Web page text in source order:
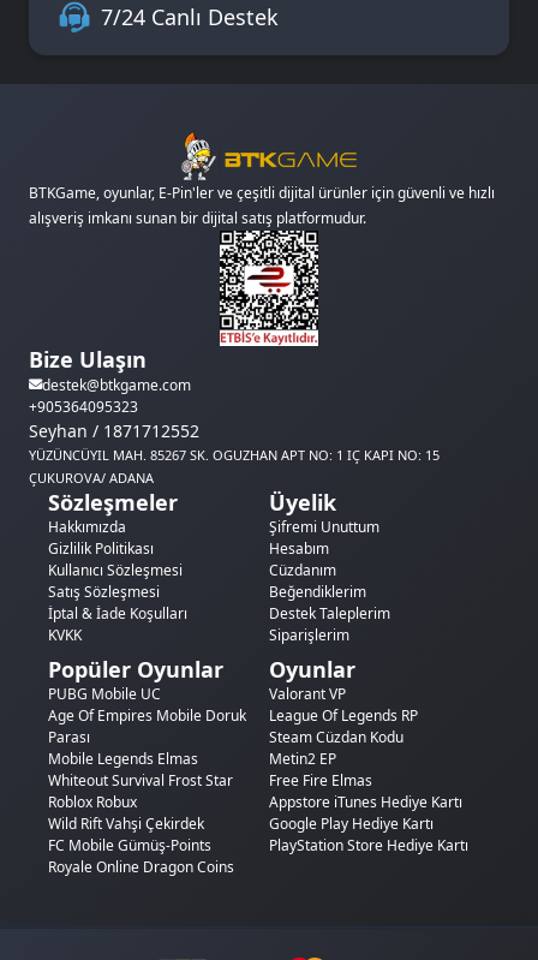
7/24 Canlı Destek
BTKGame, oyunlar, E-Pin'ler ve çeşitli dijital ürünler için güvenli ve hızlı
alışveriş imkanı sunan bir dijital satış platformudur.
Bize Ulaşın
destek@btkgame.com
+905364095323
Seyhan / 1871712552
YÜZÜNCÜYIL MAH. 85267 SK. OGUZHAN APT NO: 1 IÇ KAPI NO: 15
ÇUKUROVA/ ADANA
Sözleşmeler
Hakkımızda
Gizlilik Politikası
Kullanıcı Sözleşmesi
Satış Sözleşmesi
İptal & İade Koşulları
KVKK
Üyelik
Şifremi Unuttum
Hesabım
Cüzdanım
Beğendiklerim
Destek Taleplerim
Siparişlerim
Popüler Oyunlar
PUBG Mobile UC
Age Of Empires Mobile Doruk
Parası
Mobile Legends Elmas
Whiteout Survival Frost Star
Roblox Robux
Wild Rift Vahşi Çekirdek
FC Mobile Gümüş-Points
Royale Online Dragon Coins
Oyunlar
Valorant VP
League Of Legends RP
Steam Cüzdan Kodu
Metin2 EP
Free Fire Elmas
Appstore iTunes Hediye Kartı
Google Play Hediye Kartı
PlayStation Store Hediye Kartı